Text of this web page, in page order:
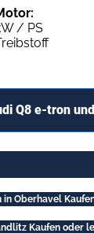
/ PS
Q8 e-tron
in Oberhavel
Kaufen oder